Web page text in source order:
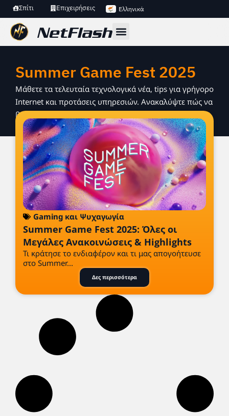
Σπίτι Επιχειρήσεις Ελληνικά
Summer Game Fest 2025
Μάθετε τα τελευταία τεχνολογικά νέα, tips για γρήγορο
Internet και προτάσεις υπηρεσιών. Ανακαλύψτε πώς να
βελτιώσετε τη σύνδεση και την online εμπειρία σας.
Gaming και Ψυχαγωγία
Summer Game Fest 2025: Όλες οι
Μεγάλες Ανακοινώσεις & Highlights
Τι κράτησε το ενδιαφέρον και τι μας απογοήτευσε
στο Summer...
Δες περισσότερα